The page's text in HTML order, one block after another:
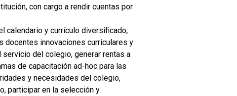
con cargo a rendir cuentas por
calendario y currículo diversificado,
docentes innovaciones curriculares y
del colegio, generar rentas a
de capacitación ad-hoc para las
y necesidades del colegio,
participar en la selección y